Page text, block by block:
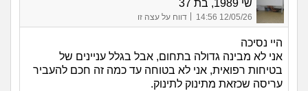
שי 1989, בת 37
12/05/26 14:56 דווח על עצה זו
היי נסיכה
אני לא מבינה גדולה בתחום, אבל בגלל עניינים של
בטיחות רפואית, אני לא בטוחה עד כמה זה חכם להעביר
עריסה שכזאת מתינוק לתינוק.